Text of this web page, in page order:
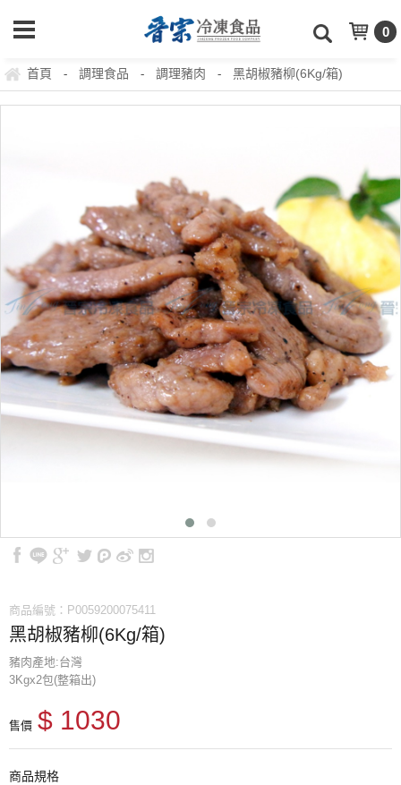
0
首頁 - 調理食品 - 調理豬肉 - 黑胡椒豬柳(6Kg/箱)
商品編號：P0059200075411
黑胡椒豬柳(6Kg/箱)
豬肉產地:台灣
3Kgx2包(整箱出)
售價 $ 1030
商品規格